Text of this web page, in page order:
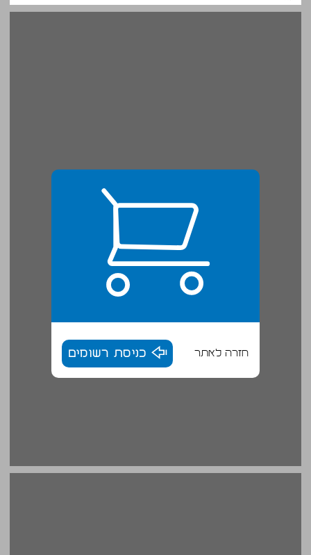
חזרה לאתר כניסת רשומים